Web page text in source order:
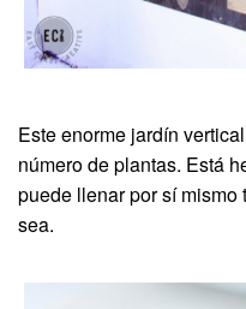
Este enorme jardín
número de plantas. Está
puede llenar por sí
sea.